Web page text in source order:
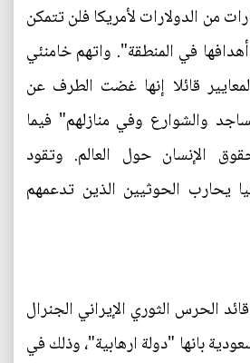
من الدولارات لأمريكا فلن تتمكن
في المنطقة". واتهم خامنئي
قائلا إنها غضت الطرف عن
والشوارع وفي منازلهم" فيما
الإنسان حول العالم. وتقود
يحارب الحوثيين الذين تدعمهم
الحرس الثوري الإيراني الجنرال
بانها "دولة ارهابية"، وذلك في